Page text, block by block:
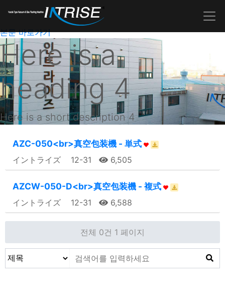
본문 바로가기
Here is a
heading 4
Here is a short description 4
AZC-050<br>真空包装機 - 単式
イントライズ 12-31 6,505
AZCW-050-D<br>真空包装機 - 複式
イントライズ 12-31 6,588
전체 0건 1 페이지